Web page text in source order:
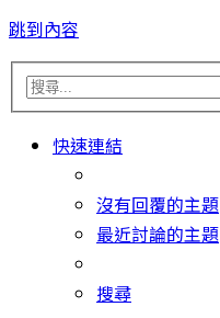
跳到內容
快速連結
沒有回覆的主題
最近討論的主題
搜尋